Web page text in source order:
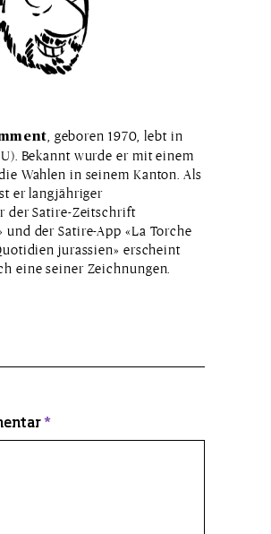
, geboren 1970, lebt in
Bekannt wurde er mit einem
Wahlen in seinem Kanton. Als
er langjähriger
der Satire-Zeitschrift
und der Satire-App «La Torche
jurassien» erscheint
eine seiner Zeichnungen.
*